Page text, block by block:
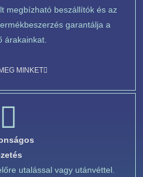
megbízható beszállítók és az
garantálja a
árakainkat.
MINKET
utalással vagy utánvéttel.